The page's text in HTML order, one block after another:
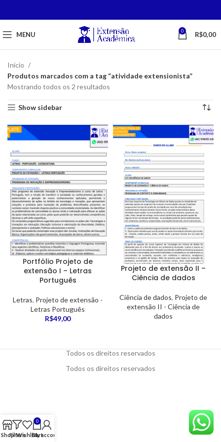
MENU 0 R$0,00
Início
Produtos marcados com a tag “atividade extensionista”
Mostrando todos os 2 resultados
Show sidebar
Portfólio Projeto de
extensão I – Letras
Português
Letras, Projeto de extensão -
Letras Português
R$49,00
Projeto de extensão II –
Ciência de dados
Ciência de dados, Projeto de
extensão II - Ciência de
dados
Todos os direitos reservados
Todos os direitos reservados
ShopFiltersWishlist
0
Cart
My account